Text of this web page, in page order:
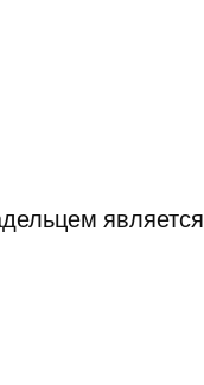
является